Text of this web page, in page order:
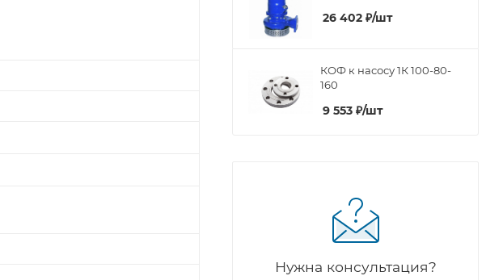
26 402 ₽/шт
КОФ к насосу 1К 100-80-
160
9 553 ₽/шт
Нужна консультация?